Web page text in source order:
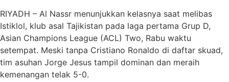
RIYADH – Al Nassr menunjukkan kelasnya saat melibas
Istiklol, klub asal Tajikistan pada laga pertama Grup D,
Asian Champions League (ACL) Two, Rabu waktu
setempat. Meski tanpa Cristiano Ronaldo di daftar skuad,
tim asuhan Jorge Jesus tampil dominan dan meraih
kemenangan telak 5-0.